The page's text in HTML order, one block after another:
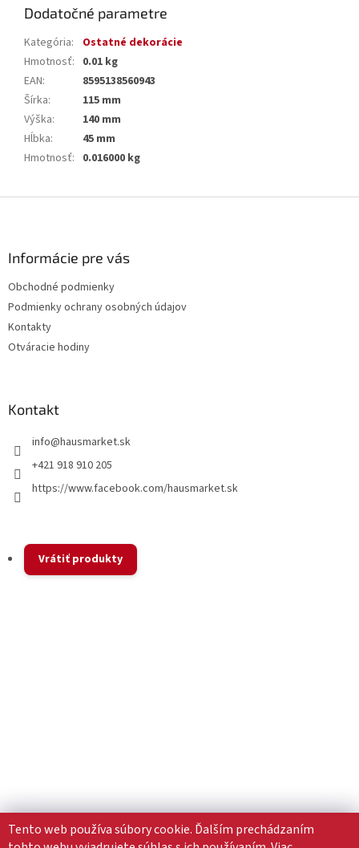
Tento web používa súbory cookie. Ďalším prechádzaním
Dodatočné parametre
Kategória:
Ostatné dekorácie
Hmotnosť: 0.01 kg
EAN:
8595138560943
Šírka:
115 mm
Výška:
140 mm
Hĺbka:
45 mm
Hmotnosť: 0.016000 kg
Informácie pre vás
Obchodné podmienky
Podmienky ochrany osobných údajov
Kontakty
Otváracie hodiny
Kontakt
info@hausmarket.sk
+421 918 910 205
https://www.facebook.com/hausmarket.sk
Vrátiť produkty